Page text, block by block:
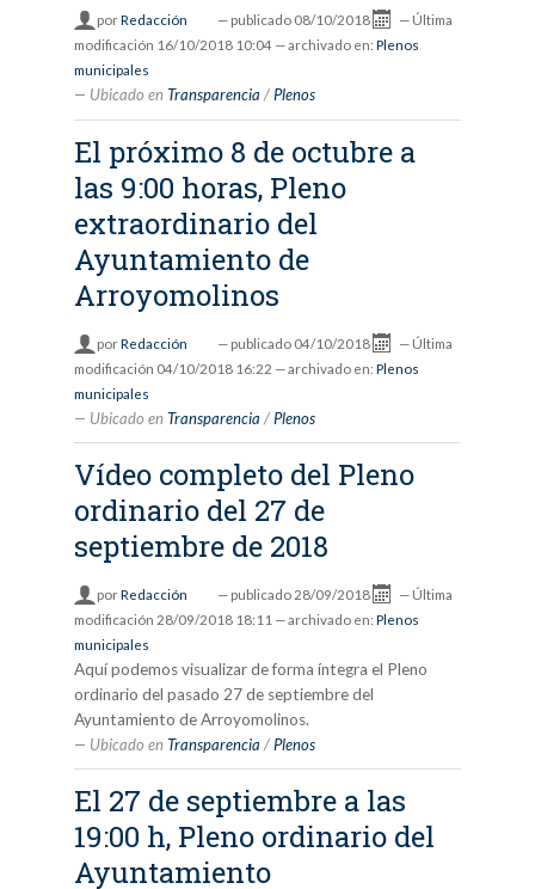
porRedacción — publicado 08/10/2018 — Última
modificación 16/10/2018 10:04 — archivado en: Plenos
municipales
Ubicado en Transparencia /Plenos
El próximo 8 de octubre a
las 9:00 horas, Pleno
extraordinario del
Ayuntamiento de
Arroyomolinos
porRedacción — publicado 04/10/2018 — Última
modificación 04/10/2018 16:22 — archivado en: Plenos
municipales
Ubicado en Transparencia /Plenos
Vídeo completo del Pleno
ordinario del 27 de
septiembre de 2018
porRedacción — publicado 28/09/2018 — Última
modificación 28/09/2018 18:11 — archivado en: Plenos
municipales
Aquí podemos visualizar de forma íntegra el Pleno
ordinario del pasado 27 de septiembre del
Ayuntamiento de Arroyomolinos.
Ubicado en Transparencia /Plenos
El 27 de septiembre a las
19:00 h, Pleno ordinario del
Ayuntamiento